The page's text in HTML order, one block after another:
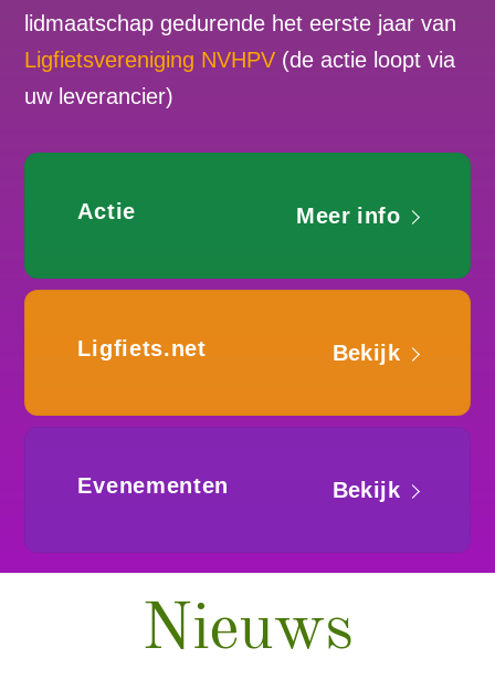
lidmaatschap gedurende het eerste jaar van
Ligfietsvereniging NVHPV (de actie loopt via
uw leverancier)
Actie Meer info
Ligfiets.net Bekijk
Evenementen Bekijk
Nieuws